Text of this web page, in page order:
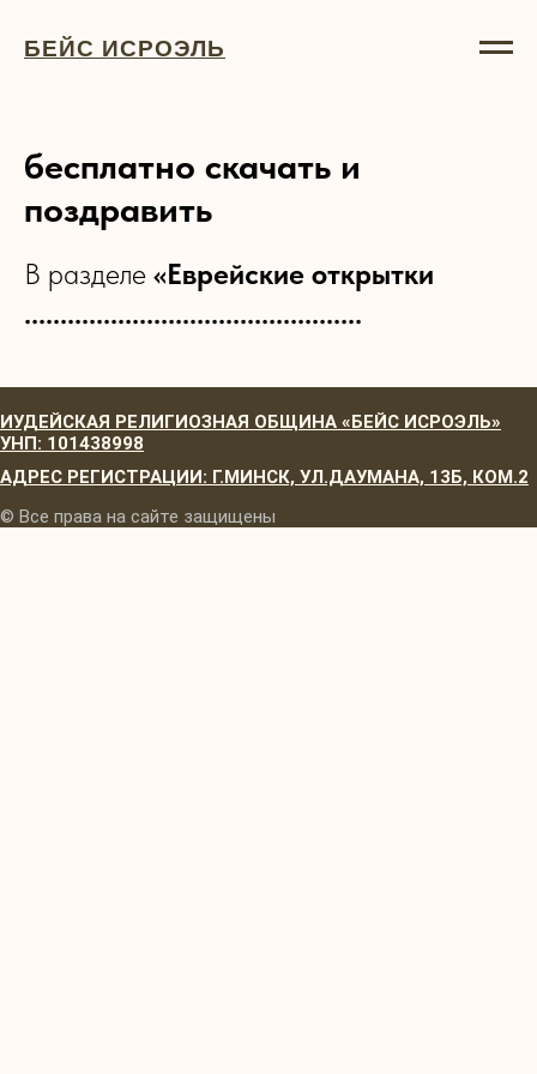
БЕЙС ИСРОЭЛЬ
бесплатно скачать и
поздравить
В разделе «Еврейские открытки
...............................................
ИУДЕЙСКАЯ РЕЛИГИОЗНАЯ ОБЩИНА «БЕЙС ИСРОЭЛЬ»
УНП: 101438998
АДРЕС РЕГИСТРАЦИИ: Г.МИНСК, УЛ.ДАУМАНА, 13Б, КОМ.2
© Все права на сайте защищены